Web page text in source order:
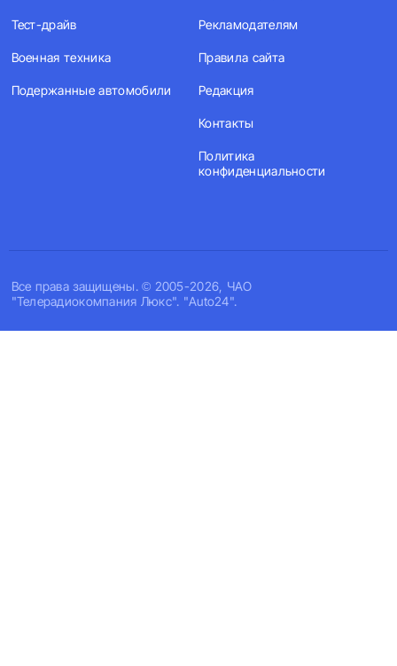
Все права защищены. © 2005-2026, ЧАО
"Телерадиокомпания Люкс". "Auto24".
Тест-драйв
Военная техника
Подержанные автомобили
Рекламодателям
Правила сайта
Редакция
Контакты
Политика
конфиденциальности